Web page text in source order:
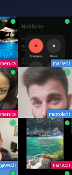
martedì
mercoledì
giovedì martedì